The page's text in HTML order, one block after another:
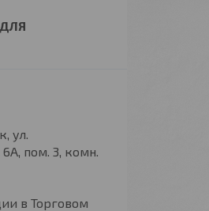
ул.
пом. 3, комн.
в Торговом